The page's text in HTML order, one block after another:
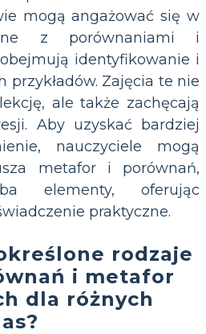
mogą angażować się w
z porównaniami i
identyfikowanie i
przykładów. Zajęcia te nie
ale także zachęcają
Aby uzyskać bardziej
nauczyciele mogą
metafor i porównań,
elementy, oferując
praktyczne.
rodzaje
i metafor
dla różnych